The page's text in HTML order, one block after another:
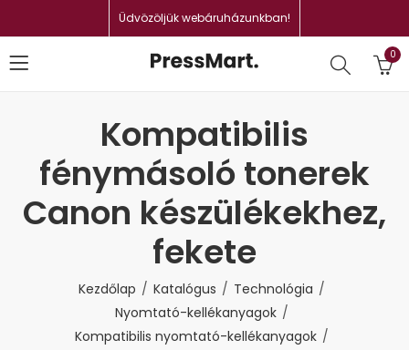
Üdvözöljük webáruházunkban!
0
Kompatibilis
fénymásoló tonerek
Canon készülékekhez,
fekete
Kezdőlap Katalógus
Technológia
Nyomtató-kellékanyagok
Kompatibilis nyomtató-kellékanyagok